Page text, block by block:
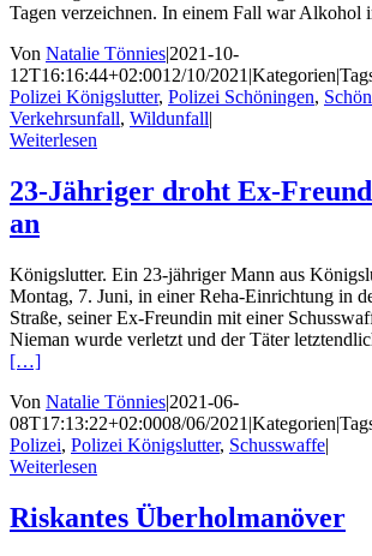
Tagen verzeichnen. In einem Fall war Alkohol
Von Natalie Tönnies|2021-10-
12T16:16:44+02:0012/10/2021 |Kategorien|
Polizei Königslutter, Polizei Schöningen,
Verkehrsunfall, Wildunfall|
Weiterlesen
23-Jähriger droht Ex-
an
Königslutter. Ein 23-jähriger Mann aus
Montag, 7. Juni, in einer Reha-Einrichtung in
Straße, seiner Ex-Freundin mit einer
Nieman wurde verletzt und der Täter
[…]
Von Natalie Tönnies|2021-06-
08T17:13:22+02:0008/06/2021 |Kategorien|
Polizei, Polizei Königslutter, Schusswaffe|
Weiterlesen
Riskantes Überholmanöver